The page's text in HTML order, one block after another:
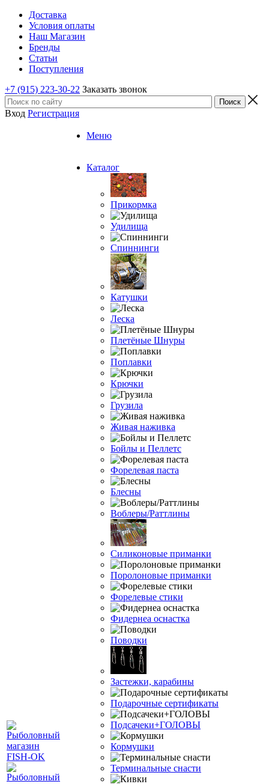
Доставка
Условия оплаты
Наш Магазин
Бренды
Статьи
Поступления
+7 (915) 223-30-22 Заказать звонок
Вход Регистрация
Меню
Каталог
Прикормка
Удилища
Спиннинги
Катушки
Леска
Плетёные Шнуры
Поплавки
Крючки
Грузила
Живая наживка
Бойлы и Пеллетс
Форелевая паста
Блесны
Воблеры/Раттлины
Силиконовые приманки
Поролоновые приманки
Форелевые стики
Фидернеа оснастка
Поводки
Застежки, карабины
Подарочные сертификаты
Подсачеки+ГОЛОВЫ
Кормушки
Терминальные снасти